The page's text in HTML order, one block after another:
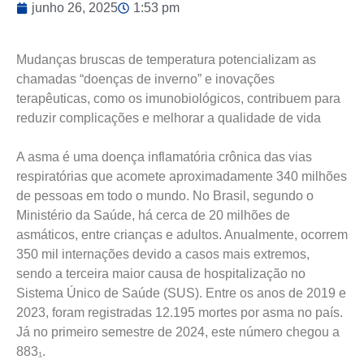
junho 26, 2025 1:53 pm
Mudanças bruscas de temperatura potencializam as
chamadas “doenças de inverno” e inovações
terapêuticas, como os imunobiológicos, contribuem para
reduzir complicações e melhorar a qualidade de vida
A asma é uma doença inflamatória crônica das vias
respiratórias que acomete aproximadamente 340 milhões
de pessoas em todo o mundo. No Brasil, segundo o
Ministério da Saúde, há cerca de 20 milhões de
asmáticos, entre crianças e adultos. Anualmente, ocorrem
350 mil internações devido a casos mais extremos,
sendo a terceira maior causa de hospitalização no
Sistema Único de Saúde (SUS). Entre os anos de 2019 e
2023, foram registradas 12.195 mortes por asma no país.
Já no primeiro semestre de 2024, este número chegou a
883₁.